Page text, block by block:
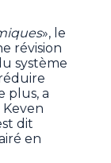
», le
révision
système
plus, a
dit
en